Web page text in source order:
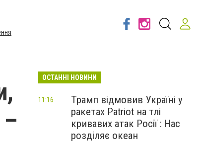
ОСТАННІ НОВИНИ
Трамп відмовив Україні у
ракетах Patriot на тлі
кривавих атак Росії : Нас
розділяє океан
11:16